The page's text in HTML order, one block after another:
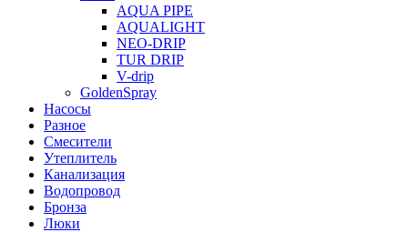
AQUA PIPE
AQUALIGHT
NEO-DRIP
TUR DRIP
V-drip
GoldenSpray
Насосы
Разное
Смесители
Утеплитель
Канализация
Водопровод
Бронза
Люки